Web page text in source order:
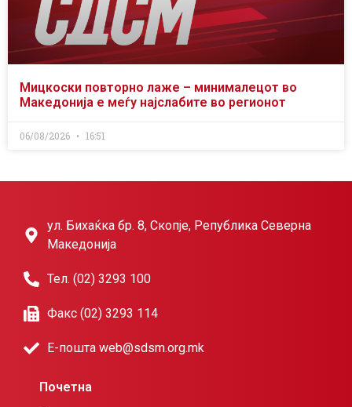
Мицкоски повторно лаже – минималецот во
Македонија е меѓу најслабите во регионот
06/08/2026 16:51
ул. Бихаќка бр. 8, Скопје, Република Северна
Македонија
Тел. (02) 3293 100
Факс (02) 3293 114
Е-пошта web@sdsm.org.mk
Почетна